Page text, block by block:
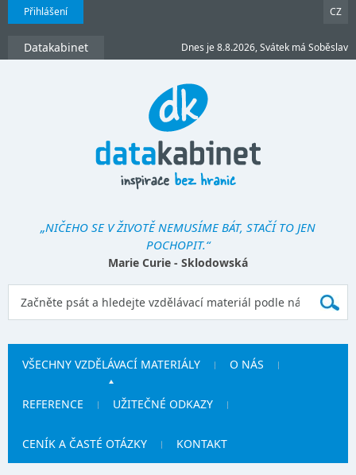
Přihlášení CZ
Datakabinet Dnes je 8.8.2026, Svátek má Soběslav
„NIČEHO SE V ŽIVOTĚ NEMUSÍME BÁT, STAČÍ TO JEN
POCHOPIT.“
Marie Curie - Sklodowská
VŠECHNY VZDĚLÁVACÍ MATERIÁLY O NÁS
REFERENCE UŽITEČNÉ ODKAZY
CENÍK A ČASTÉ OTÁZKY KONTAKT